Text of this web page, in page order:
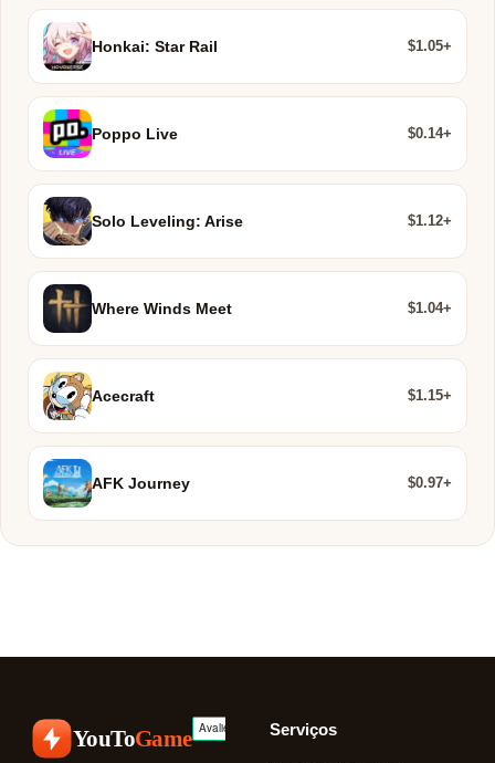
Honkai: Star Rail $1.05+
Poppo Live $0.14+
Solo Leveling: Arise $1.12+
Where Winds Meet $1.04+
Acecraft $1.15+
AFK Journey $0.97+
YouToGame Serviços